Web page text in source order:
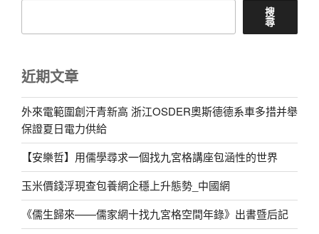
搜
尋
近期文章
外來電範圍創汗青新高 浙江OSDER奧斯德德系車多措并舉
保證夏日電力供給
【安樂哲】用儒學尋求一個找九宮格講座包涵性的世界
玉米價錢浮現查包養網企穩上升態勢_中國網
《儒生歸來——儒家網十找九宮格空間年錄》出書暨后記